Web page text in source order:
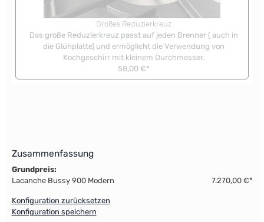
Großes Reduzierkreuz
Das große Reduzierkreuz passt auf jeden Brenner ( auch in
die Glühplatte) und ermöglicht die Verwendung von
Kochgeschirr mit kleinem Durchmesser.
58,00 €*
Zusammenfassung
Grundpreis:
Lacanche Bussy 900 Modern
7.270,00 €*
Konfiguration zurücksetzen
Konfiguration speichern